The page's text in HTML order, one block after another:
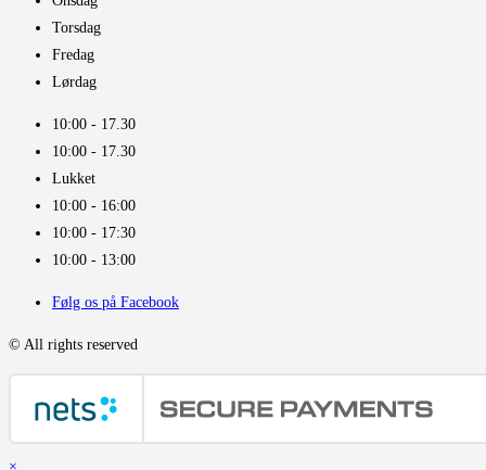
Torsdag
Fredag
Lørdag
10:00 - 17.30​
10:00 - 17.30​
Lukket
10:00 - 16:00​
10:00 - 17:30
10:00 - 13:00
Følg os på Facebook
© All rights reserved
×